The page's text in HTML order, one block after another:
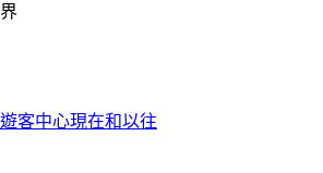
客中心現在和以往